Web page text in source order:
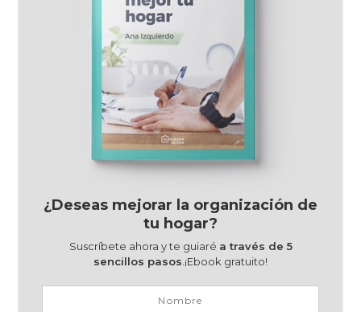
¿Deseas mejorar la organización de
tu hogar?
Suscríbete ahora y te guiaré a través de 5
sencillos pasos .¡Ebook gratuito!